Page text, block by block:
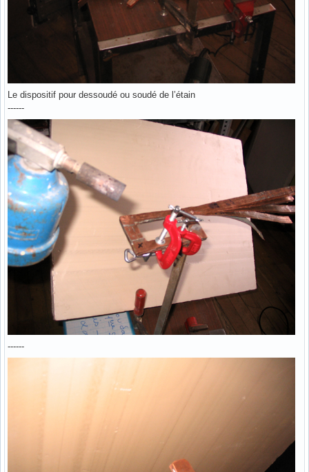
Le dispositif pour dessoudé ou soudé de l’étain
------
------